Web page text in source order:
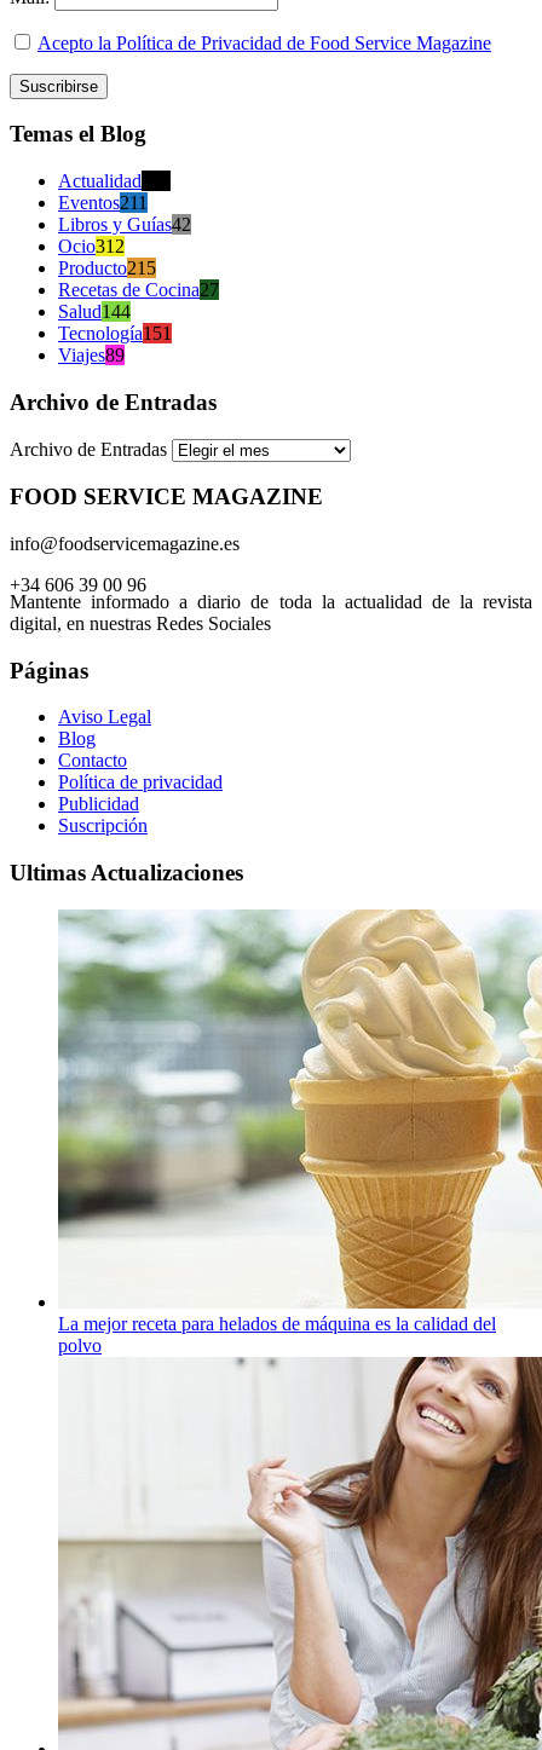
Acepto la Política de Privacidad de Food Service Magazine
Temas el Blog
Actualidad
Eventos211
Libros y Guías42
Ocio312
Producto215
Recetas de Cocina27
Salud144
Tecnología151
Viajes89
Archivo de Entradas
Archivo de Entradas
FOOD SERVICE MAGAZINE
info@foodservicemagazine.es
+34 606 39 00 96
Mantente informado a diario de toda la actualidad de la revista
digital, en nuestras Redes Sociales
Páginas
Aviso Legal
Blog
Contacto
Política de privacidad
Publicidad
Suscripción
Ultimas Actualizaciones
La mejor receta para helados de máquina es la calidad del
polvo